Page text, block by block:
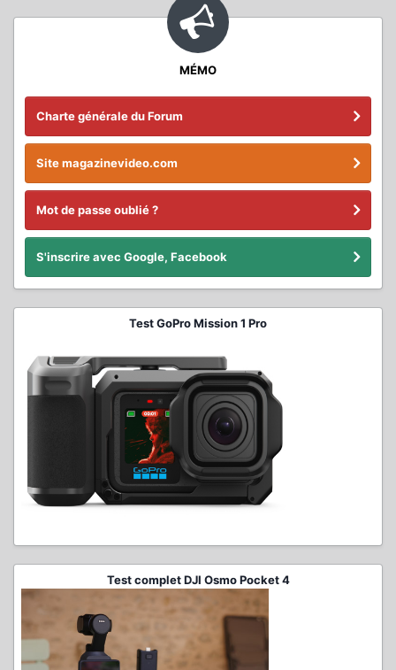
MÉMO
Charte générale du Forum
Site magazinevideo.com
Mot de passe oublié ?
S'inscrire avec Google, Facebook
Test GoPro Mission 1 Pro
Test complet DJI Osmo Pocket 4